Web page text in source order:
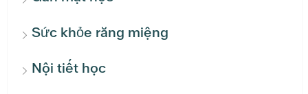
Sức khỏe răng miệng
Nội tiết học